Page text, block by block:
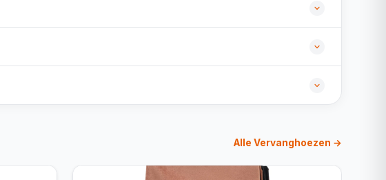
Alle Vervanghoezen →